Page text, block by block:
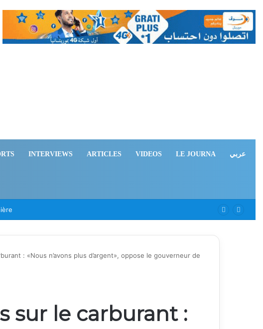
INTERVIEWS ARTICLES VIDEOS LE JOURNA عربي
: «Nous n’avons plus d’argent», oppose le gouverneur de
sur le carburant :